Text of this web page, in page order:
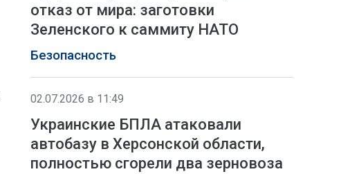
отказ от мира: заготовки
Зеленского к саммиту НАТО
Безопасность
02.07.2026 в 11:49
Украинские БПЛА атаковали
автобазу в Херсонской области,
полностью сгорели два зерновоза